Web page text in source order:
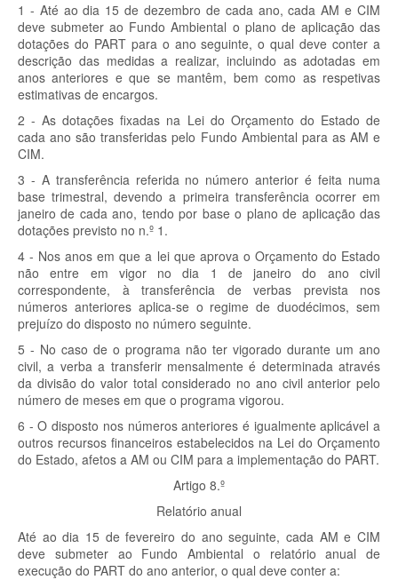
1 - Até ao dia 15 de dezembro de cada ano, cada AM e CIM
deve submeter ao Fundo Ambiental o plano de aplicação das
dotações do PART para o ano seguinte, o qual deve conter a
descrição das medidas a realizar, incluindo as adotadas em
anos anteriores e que se mantêm, bem como as respetivas
estimativas de encargos.
2 - As dotações fixadas na Lei do Orçamento do Estado de
cada ano são transferidas pelo Fundo Ambiental para as AM e
CIM.
3 - A transferência referida no número anterior é feita numa
base trimestral, devendo a primeira transferência ocorrer em
janeiro de cada ano, tendo por base o plano de aplicação das
dotações previsto no n.º 1.
4 - Nos anos em que a lei que aprova o Orçamento do Estado
não entre em vigor no dia 1 de janeiro do ano civil
correspondente, à transferência de verbas prevista nos
números anteriores aplica-se o regime de duodécimos, sem
prejuízo do disposto no número seguinte.
5 - No caso de o programa não ter vigorado durante um ano
civil, a verba a transferir mensalmente é determinada através
da divisão do valor total considerado no ano civil anterior pelo
número de meses em que o programa vigorou.
6 - O disposto nos números anteriores é igualmente aplicável a
outros recursos financeiros estabelecidos na Lei do Orçamento
do Estado, afetos a AM ou CIM para a implementação do PART.
Artigo 8.º
Relatório anual
Até ao dia 15 de fevereiro do ano seguinte, cada AM e CIM
deve submeter ao Fundo Ambiental o relatório anual de
execução do PART do ano anterior, o qual deve conter a: